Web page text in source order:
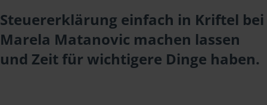
Steuererklärung einfach in Kriftel bei
Marela Matanovic machen lassen
und Zeit für wichtigere Dinge haben.